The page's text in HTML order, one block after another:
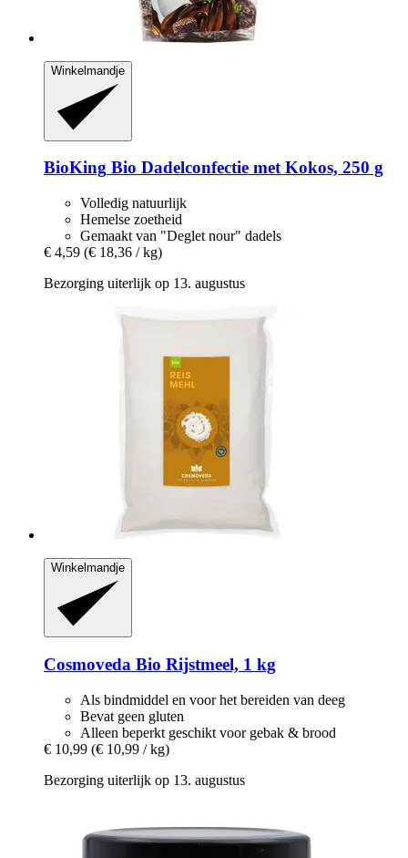
Winkelmandje
BioKing Bio Dadelconfectie met Kokos, 250 g
Volledig natuurlijk
Hemelse zoetheid
Gemaakt van "Deglet nour" dadels
€ 4,59 (€ 18,36 / kg)
Bezorging uiterlijk op 13. augustus
Winkelmandje
Cosmoveda Bio Rijstmeel, 1 kg
Als bindmiddel en voor het bereiden van deeg
Bevat geen gluten
Alleen beperkt geschikt voor gebak & brood
€ 10,99 (€ 10,99 / kg)
Bezorging uiterlijk op 13. augustus